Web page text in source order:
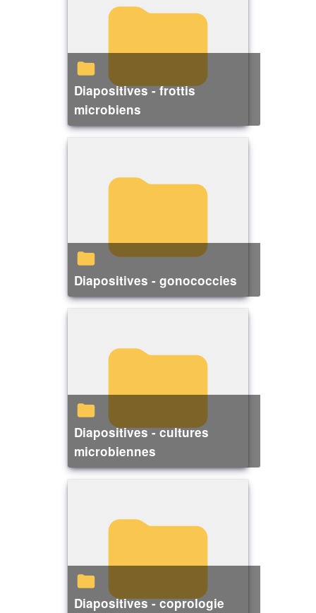
Diapositives - frottis
microbiens
Diapositives - gonococcies
Diapositives - cultures
microbiennes
Diapositives - coprologie